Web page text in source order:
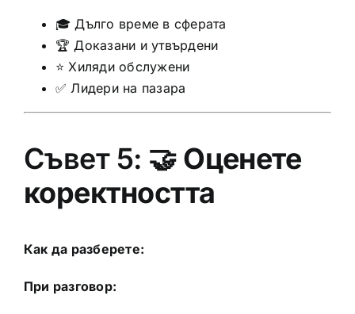
🎓 Дълго време в сферата
🏆 Доказани и утвърдени
⭐ Хиляди обслужени
✅ Лидери на пазара
Съвет 5: 🤝 Оценете
коректността
Как да разберете:
При разговор: